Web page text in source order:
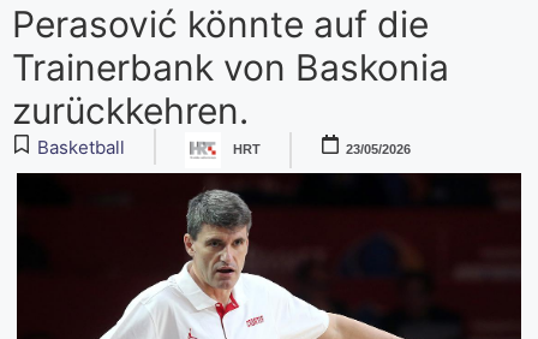
Perasović könnte auf die
Trainerbank von Baskonia
zurückkehren.
Basketball HRT 23/05/2026